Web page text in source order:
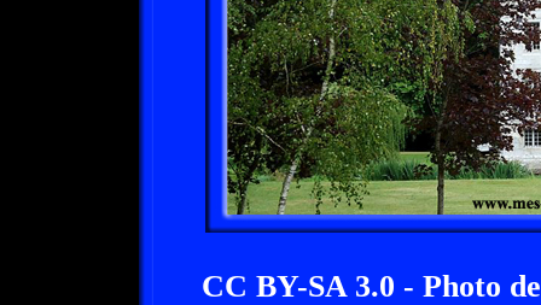
CC BY-SA 3.0 - Photo